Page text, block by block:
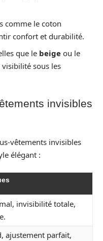
comme le coton
confort et durabilité.
que le beige ou le
sous les
invisibles
vêtements invisibles
élégant :
invisibilité totale,
ajustement parfait,